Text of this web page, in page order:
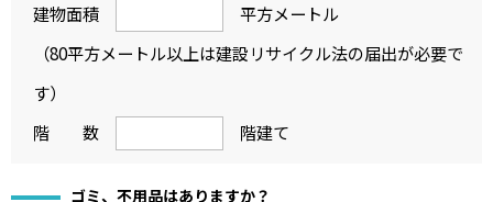
建物面積
平方メートル
（80平方メートル以上は建設リサイクル法の届出が必要で
す）
階 数
階建て
ゴミ、不用品はありますか？